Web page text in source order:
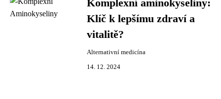
Komplexní aminokyseliny:
Klíč k lepšímu zdraví a
vitalitě?
Alternativní medicína
14. 12. 2024